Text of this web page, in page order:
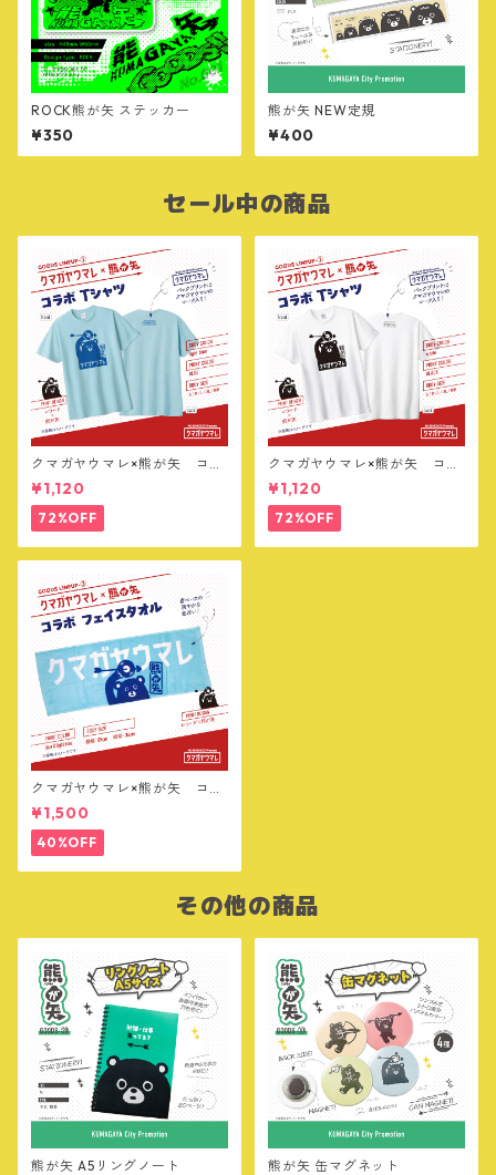
ROCK熊が矢 ステッカー
¥350
熊が矢 NEW定規
¥400
セール中の商品
クマガヤウマレ×熊が矢 コラ
ボTシャツ【ライトブルー】
¥1,120
72%OFF
クマガヤウマレ×熊が矢 コラ
ボTシャツ【ホワイト】
¥1,120
72%OFF
クマガヤウマレ×熊が矢 コラ
ボ フェイスタオル
¥1,500
40%OFF
その他の商品
熊が矢 A5リングノート 熊が矢 缶マグネット